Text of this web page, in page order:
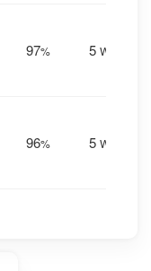
97% 5 W
96% 5 W